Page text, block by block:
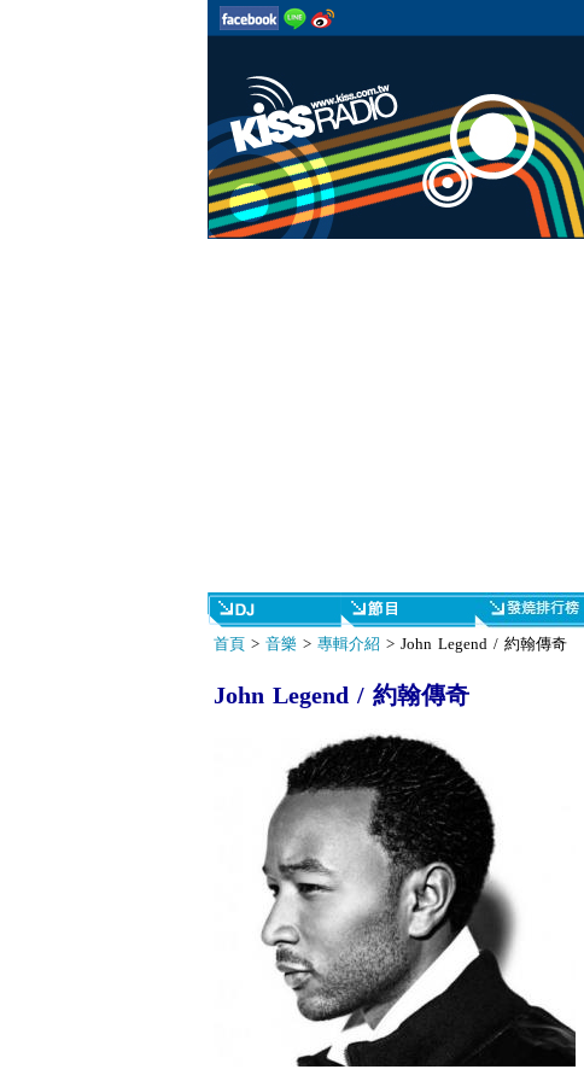
首頁> 音樂> 專輯介紹 > John Legend / 約翰傳奇
John Legend / 約翰傳奇